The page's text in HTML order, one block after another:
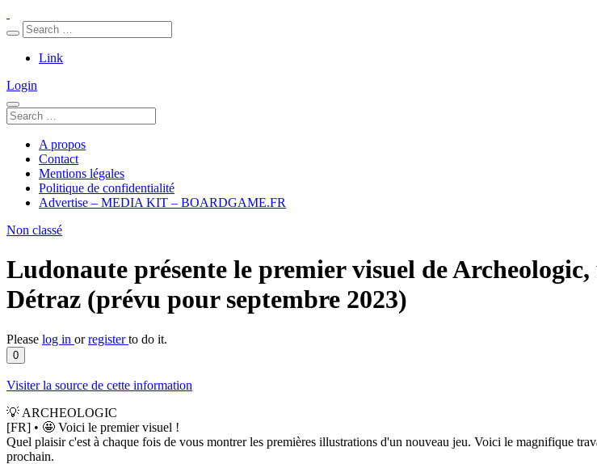
Link
Login
A propos
Contact
Mentions légales
Politique de confidentialité
Advertise – MEDIA KIT – BOARDGAME.FR
Non classé
Ludonaute présente le premier visuel de
Détraz (prévu pour septembre 2023)
Please log in orregisterto do it.
0
Visiter la source de cette information
💡 ARCHEOLOGIC
[FR] • 🤩 Voici le premier visuel !
Quel plaisir c'est à chaque fois de vous montrer les premières illustrations d'un nouveau jeu. Voici le magnifique
prochain.